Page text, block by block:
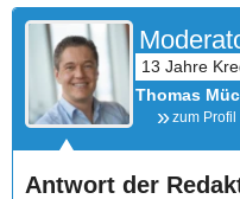
Thomas
zum Profil
Antwort der